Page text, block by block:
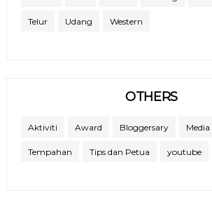
Telur Udang Western
OTHERS
Aktiviti Award Bloggersary Media
Tempahan Tips dan Petua youtube